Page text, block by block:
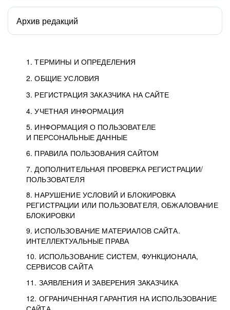
1. ТЕРМИНЫ И ОПРЕДЕЛЕНИЯ
2. ОБЩИЕ УСЛОВИЯ
3. РЕГИСТРАЦИЯ ЗАКАЗЧИКА НА САЙТЕ
4. УЧЕТНАЯ ИНФОРМАЦИЯ
5. ИНФОРМАЦИЯ О ПОЛЬЗОВАТЕЛЕ
И ПЕРСОНАЛЬНЫЕ ДАННЫЕ
6. ПРАВИЛА ПОЛЬЗОВАНИЯ САЙТОМ
7. ДОПОЛНИТЕЛЬНАЯ ПРОВЕРКА РЕГИСТРАЦИИ/
ПОЛЬЗОВАТЕЛЯ
8. НАРУШЕНИЕ УСЛОВИЙ И БЛОКИРОВКА
РЕГИСТРАЦИИ ИЛИ ПОЛЬЗОВАТЕЛЯ, ОБЖАЛОВАНИЕ
БЛОКИРОВКИ
9. ИСПОЛЬЗОВАНИЕ МАТЕРИАЛОВ САЙТА.
ИНТЕЛЛЕКТУАЛЬНЫЕ ПРАВА
10. ИСПОЛЬЗОВАНИЕ СИСТЕМ, ФУНКЦИОНАЛА,
СЕРВИСОВ САЙТА
11. ЗАЯВЛЕНИЯ И ЗАВЕРЕНИЯ ЗАКАЗЧИКА
12. ОГРАНИЧЕННАЯ ГАРАНТИЯ НА ИСПОЛЬЗОВАНИЕ
Архив редакций